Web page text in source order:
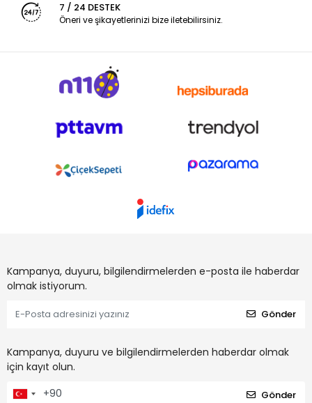
7 / 24 DESTEK
Öneri ve şikayetlerinizi bize iletebilirsiniz.
Kampanya, duyuru, bilgilendirmelerden e-posta ile haberdar
olmak istiyorum.
Gönder
Kampanya, duyuru ve bilgilendirmelerden haberdar olmak
için kayıt olun.
Gönder